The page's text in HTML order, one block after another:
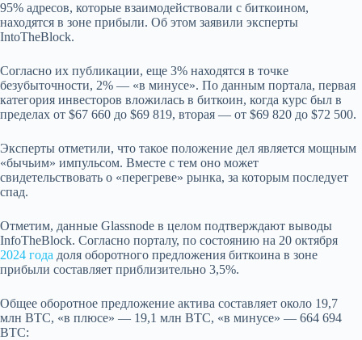
95% адресов, которые взаимодействовали с биткоином,
находятся в зоне прибыли. Об этом заявили эксперты
IntoTheBlock.
Согласно их публикации, еще 3% находятся в точке
безубыточности, 2% — «в минусе». По данным портала, первая
категория инвесторов вложилась в биткоин, когда курс был в
пределах от $67 660 до $69 819, вторая — от $69 820 до $72 500.
Эксперты отметили, что такое положение дел является мощным
«бычьим» импульсом. Вместе с тем оно может
свидетельствовать о «перегреве» рынка, за которым последует
спад.
Отметим, данные Glassnode в целом подтверждают выводы
InfoTheBlock. Согласно порталу, по состоянию на 20 октября
2024 года доля оборотного предложения биткоина в зоне
прибыли составляет приблизительно 3,5%.
Общее оборотное предложение актива составляет около 19,7
млн BTC, «в плюсе» — 19,1 млн BTC, «в минусе» — 664 694
BTC: